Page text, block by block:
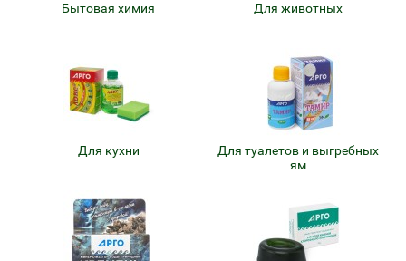
Бытовая химия Для животных
Для кухни
Для туалетов и выгребных
ям